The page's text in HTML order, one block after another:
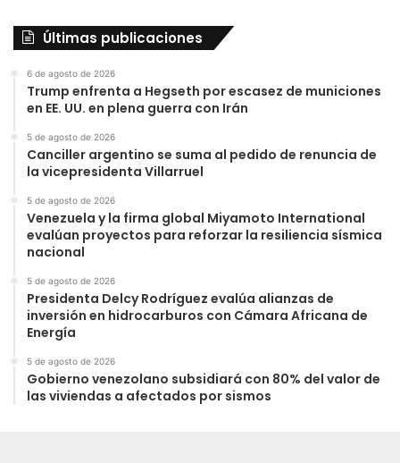
Últimas publicaciones
6 de agosto de 2026
Trump enfrenta a Hegseth por escasez de municiones
en EE. UU. en plena guerra con Irán
5 de agosto de 2026
Canciller argentino se suma al pedido de renuncia de
la vicepresidenta Villarruel
5 de agosto de 2026
Venezuela y la firma global Miyamoto International
evalúan proyectos para reforzar la resiliencia sísmica
nacional
5 de agosto de 2026
Presidenta Delcy Rodríguez evalúa alianzas de
inversión en hidrocarburos con Cámara Africana de
Energía
5 de agosto de 2026
Gobierno venezolano subsidiará con 80% del valor de
las viviendas a afectados por sismos